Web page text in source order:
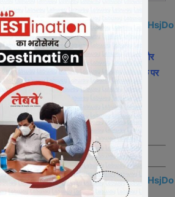
GS8yZcWmVmR096ZPVHsjDo
रतलामी फीवरके व्हाट्सएप ग्रुप में जुड़ने और
अपने को अपडेट रखने के लिए, ऊपर दी गयी लिंक पर
क्लिक करे|
अपने मित्रो साथियों को भी जोड़े|
GS8yZcWmVmR096ZPVHsjDo